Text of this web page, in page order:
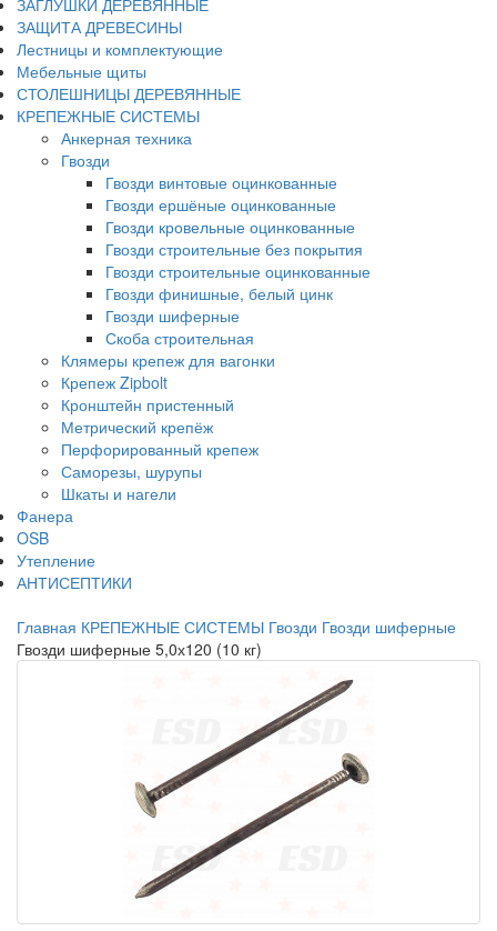
ЗАЩИТА ДРЕВЕСИНЫ
Лестницы и комплектующие
Мебельные щиты
СТОЛЕШНИЦЫ ДЕРЕВЯННЫЕ
КРЕПЕЖНЫЕ СИСТЕМЫ
Анкерная техника
Гвозди
Гвозди винтовые оцинкованные
Гвозди ершёные оцинкованные
Гвозди кровельные оцинкованные
Гвозди строительные без покрытия
Гвозди строительные оцинкованные
Гвозди финишные, белый цинк
Гвозди шиферные
Скоба строительная
Клямеры крепеж для вагонки
Крепеж Zipbolt
Кронштейн пристенный
Метрический крепёж
Перфорированный крепеж
Саморезы, шурупы
Шкаты и нагели
Фанера
OSB
Утепление
АНТИСЕПТИКИ
Главная КРЕПЕЖНЫЕ СИСТЕМЫ Гвозди Гвозди шиферные
Гвозди шиферные 5,0х120 (10 кг)